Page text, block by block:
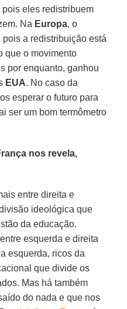
eles redistribuem
Na Europa, o
a redistribuição está
que o movimento
por enquanto, ganhou
EUA. No caso da
esperar o futuro para
ser um bom termômetro
nos revela,
entre direita e
ideológica que
da educação.
esquerda e direita
esquerda, ricos da
que divide os
Mas há também
do nada e que nos